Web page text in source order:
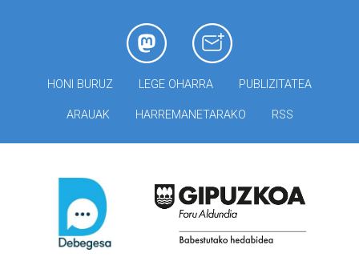
HONI BURUZ LEGE OHARRA PUBLIZITATEA
ARAUAK HARREMANETARAKO RSS